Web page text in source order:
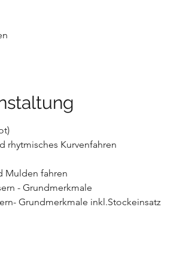
rhytmisches Kurvenfahren
Mulden fahren
- Grundmerkmale
Grundmerkmale inkl.Stockeinsatz